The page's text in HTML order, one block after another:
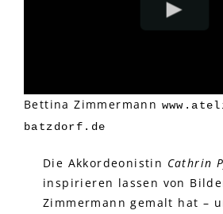
Bettina Zimmermann
batzdorf.de
Die Akkordeonistin Cathrin
inspirieren lassen von
Zimmermann gemalt hat –